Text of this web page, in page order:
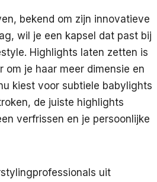
bekend om zijn innovatieve
wil je een kapsel dat past bij
Highlights laten zetten is
om je haar meer dimensie en
kiest voor subtiele babylights
de juiste highlights
verfrissen en je persoonlijke
uit